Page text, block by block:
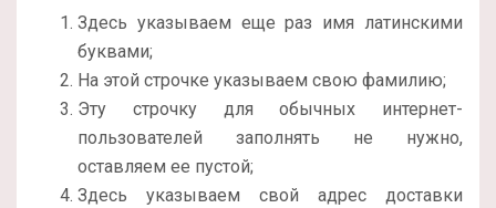
Здесь указываем еще раз имя латинскими
буквами;
На этой строчке указываем свою фамилию;
Эту строчку для обычных интернет-
пользователей заполнять не нужно,
оставляем ее пустой;
Здесь указываем свой адрес доставки